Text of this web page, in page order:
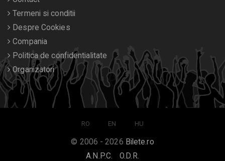
Termeni si conditii
Despre Cookies
Compania
Politica de confidentialitate
Organizatori
RO EN HU
© 2006 - 2026 Bilete.ro
A.N.P.C.
O.D.R.